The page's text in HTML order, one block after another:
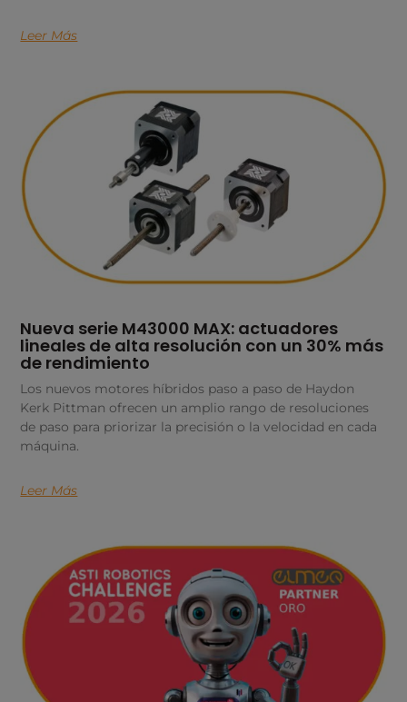
Leer Más
Nueva serie M43000 MAX: actuadores
lineales de alta resolución con un 30% más
de rendimiento
Los nuevos motores híbridos paso a paso de Haydon
Kerk Pittman ofrecen un amplio rango de resoluciones
de paso para priorizar la precisión o la velocidad en cada
máquina.
Leer Más